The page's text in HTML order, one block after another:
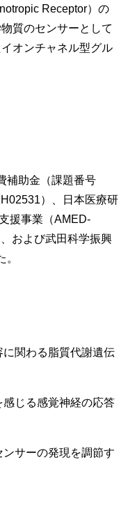
Receptor）の
質のセンサーとして
オンチャネル型グル
補助金（課題番号
）、日本医療研
援事業（AMED-
および武田科学振興
関わる脂質代謝遺伝
じる感覚神経の応答
サーの発現を調節す